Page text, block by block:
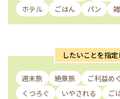
ホテル
ごはん パン
したいことを指
週末旅 絶景旅 ご利益め
くつろぐ
いやされる ご